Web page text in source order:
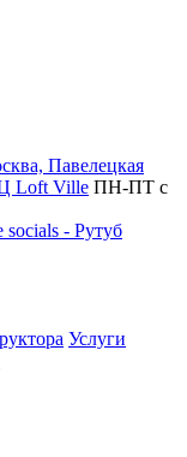
Павелецкая
Loft Ville ПН-ПТ с
Услуги